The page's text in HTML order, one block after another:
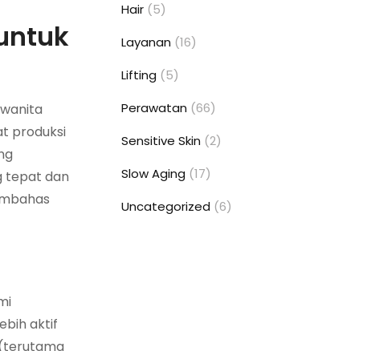
produksi
tepat dan
aktif
Hair (5)
Layanan (16)
Lifting (5)
Perawatan (66)
Sensitive Skin (2)
Slow Aging (17)
Uncategorized (6)